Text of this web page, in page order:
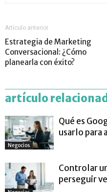
Artículo anterior
Estrategia de Marketing
Conversacional: ¿Cómo
planearla con éxito?
artículo
Negocios
Qué es
usarlo para
Controlar
perseguir